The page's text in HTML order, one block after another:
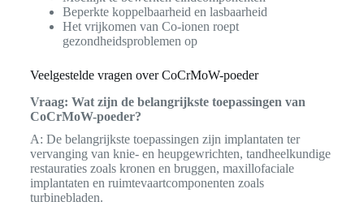
Beperkte koppelbaarheid en lasbaarheid
Het vrijkomen van Co-ionen roept
gezondheidsproblemen op
Veelgestelde vragen over CoCrMoW-poeder
Vraag: Wat zijn de belangrijkste toepassingen van
CoCrMoW-poeder?
A: De belangrijkste toepassingen zijn implantaten ter
vervanging van knie- en heupgewrichten, tandheelkundige
restauraties zoals kronen en bruggen, maxillofaciale
implantaten en ruimtevaartcomponenten zoals
turbinebladen.